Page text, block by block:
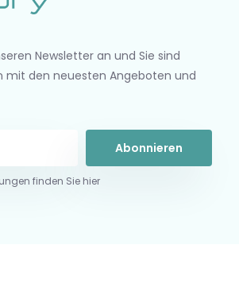
Newsletter an und Sie sind
den neuesten Angeboten und
Abonnieren
finden Sie hier